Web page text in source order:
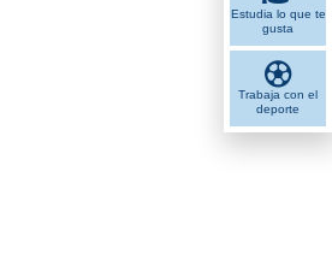
Estudia lo que te
gusta
Trabaja con el
deporte